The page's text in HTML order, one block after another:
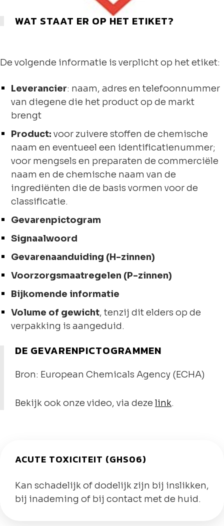
WAT STAAT ER OP HET ETIKET?
De volgende informatie is verplicht op het etiket:
Leverancier: naam, adres en telefoonnummer
van diegene die het product op de markt
brengt
Product: voor zuivere stoffen de chemische
naam en eventueel een identificatienummer;
voor mengsels en preparaten de commerciële
naam en de chemische naam van de
ingrediënten die de basis vormen voor de
classificatie.
Gevarenpictogram
Signaalwoord
Gevarenaanduiding (H-zinnen)
Voorzorgsmaatregelen (P-zinnen)
Bijkomende informatie
Volume of gewicht, tenzij dit elders op de
verpakking is aangeduid.
DE GEVARENPICTOGRAMMEN
Bron: European Chemicals Agency (ECHA)
Bekijk ook onze video, via deze link.
ACUTE TOXICITEIT (GHS06)
Kan schadelijk of dodelijk zijn bij inslikken,
bij inademing of bij contact met de huid.